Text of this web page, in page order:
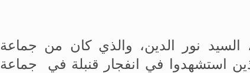
السيد نور الدين، والذي كان من جماعة
استشهدوا في انفجار قنبلة في جماعة